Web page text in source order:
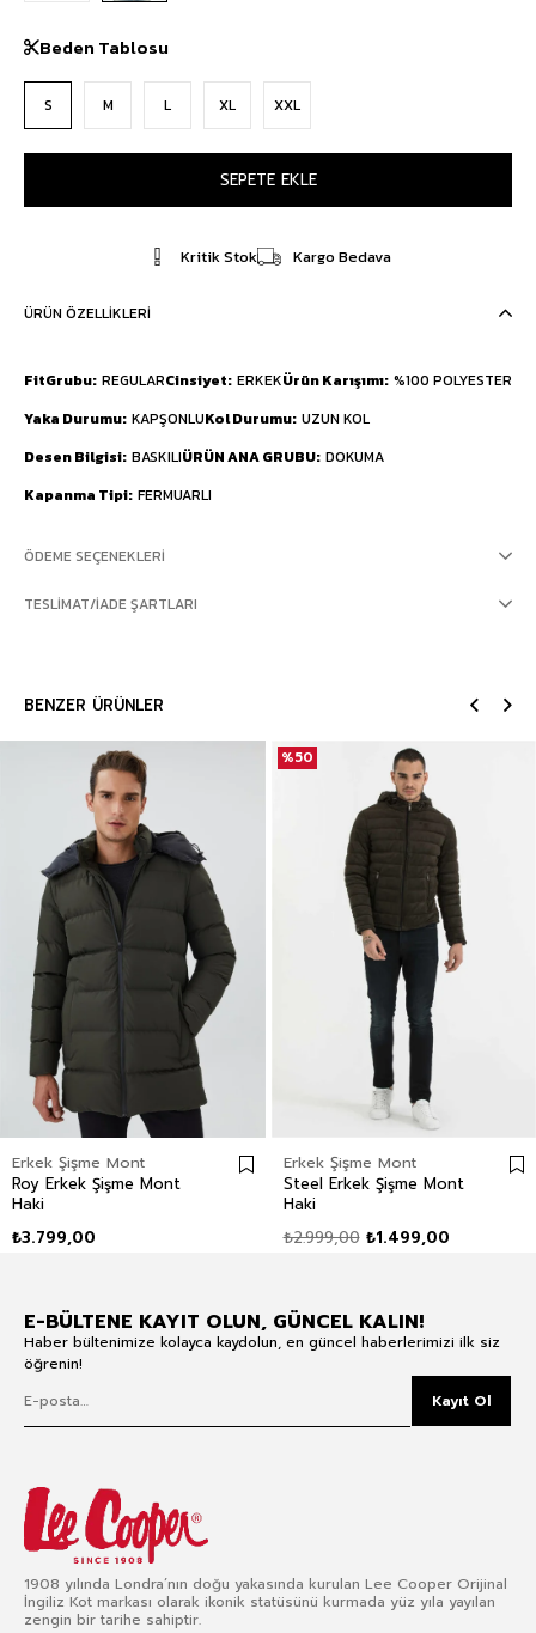
Beden Tablosu
S M L XL XXL
Kritik Stok Kargo Bedava
ÜRÜN ÖZELLIKLERI
FitGrubu REGULARCinsiyet ERKEKÜrün Karışımı %100 POLYESTER
Yaka Durumu KAPŞONLUKol Durumu UZUN KOL
Desen Bilgisi BASKILIÜRÜN ANA GRUBU DOKUMA
Kapanma Tipi FERMUARLI
ÖDEME SEÇENEKLERI
TESLIMAT/İADE ŞARTLARI
BENZER ÜRÜNLER
Erkek Şişme Mont
Roy Erkek Şişme Mont
Haki
₺3.799,00
Erkek Şişme Mont
Steel Erkek Şişme Mont
Haki
₺1.499,00
₺2.999,00
%50
E-BÜLTENE KAYIT OLUN, GÜNCEL KALIN!
Haber bültenimize kolayca kaydolun, en güncel haberlerimizi ilk siz
öğrenin!
Kayıt Ol
1908 yılında Londra’nın doğu yakasında kurulan Lee Cooper Orijinal
İngiliz Kot markası olarak ikonik statüsünü kurmada yüz yıla yayılan
zengin bir tarihe sahiptir.